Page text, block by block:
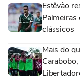
Estêvão
Palmeiras
clássicos
Mais do